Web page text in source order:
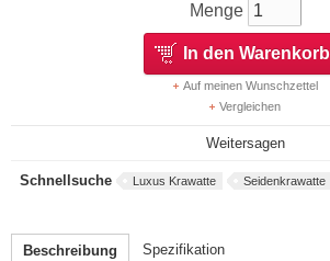
Menge
In den Warenkorb
Auf meinen Wunschzettel
Vergleichen
Weitersagen
Schnellsuche Luxus Krawatte Seidenkrawatte
Beschreibung Spezifikation